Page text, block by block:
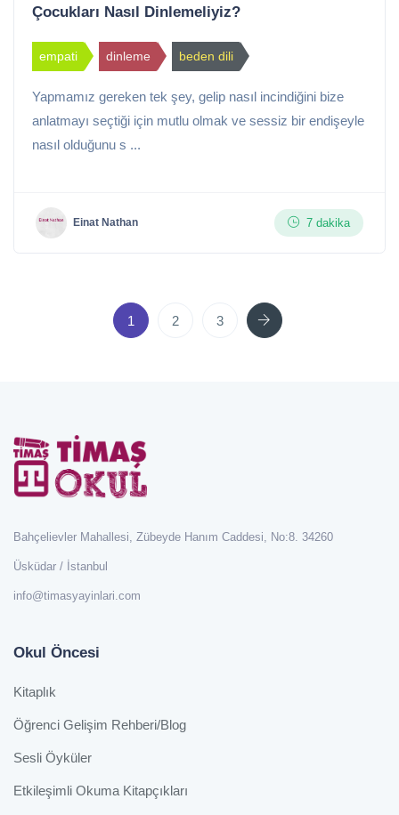
Çocukları Nasıl Dinlemeliyiz?
empati dinleme beden dili
Yapmamız gereken tek şey, gelip nasıl incindiğini bize
anlatmayı seçtiği için mutlu olmak ve sessiz bir endişeyle
nasıl olduğunu s ...
Einat Nathan 7 dakika
1 2 3 Next
Bahçelievler Mahallesi, Zübeyde Hanım Caddesi, No:8. 34260
Üsküdar / İstanbul
info@timasyayinlari.com
Okul Öncesi
Kitaplık
Öğrenci Gelişim Rehberi/Blog
Sesli Öyküler
Etkileşimli Okuma Kitapçıkları